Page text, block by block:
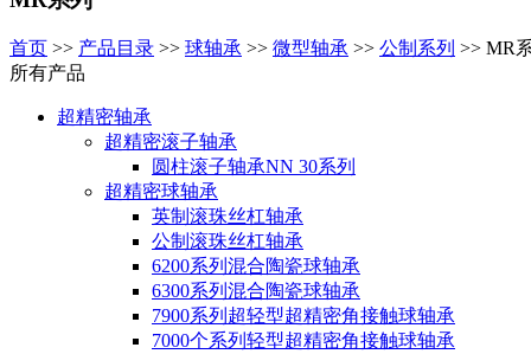
首页 >> 产品目录 >> 球轴承 >> 微型轴承 >> 公制系列 >> MR
所有产品
超精密轴承
超精密滚子轴承
圆柱滚子轴承NN 30系列
超精密球轴承
英制滚珠丝杠轴承
公制滚珠丝杠轴承
6200系列混合陶瓷球轴承
6300系列混合陶瓷球轴承
7900系列超轻型超精密角接触球轴承
7000个系列轻型超精密角接触球轴承